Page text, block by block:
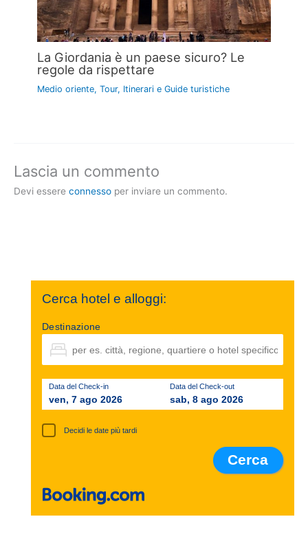
La Giordania è un paese sicuro? Le
regole da rispettare
Medio oriente,Tour, Itinerari e Guide turistiche
Lascia un commento
Devi essere connesso per inviare un commento.
Cerca hotel e alloggi:
Destinazione
Data del Check-in
ven, 7 ago 2026
Data del Check-out
sab, 8 ago 2026
Decidi le date più tardi